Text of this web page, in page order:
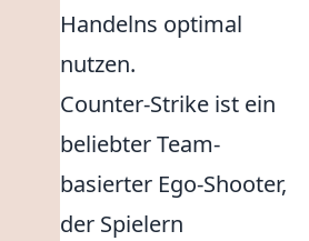
Handelns optimal
nutzen.
Counter-Strike ist ein
beliebter Team-
basierter Ego-Shooter,
der Spielern